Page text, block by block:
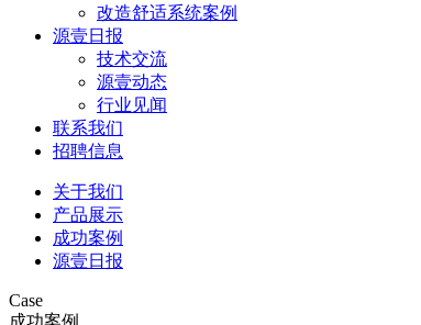
改造舒适系统案例
源壹日报
技术交流
源壹动态
行业见闻
联系我们
招聘信息
关于我们
产品展示
成功案例
源壹日报
Case
成功案例